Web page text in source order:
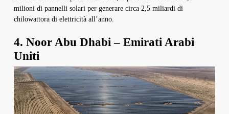
milioni di pannelli solari per generare circa 2,5 miliardi di
chilowattora di elettricità all’anno.
4. Noor Abu Dhabi – Emirati Arabi
Uniti